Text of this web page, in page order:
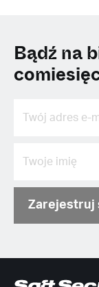
Bądź na
Zarejestruj